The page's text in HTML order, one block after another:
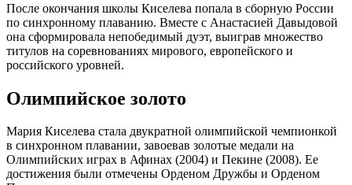
После окончания школы Киселева попала в сборную России
по синхронному плаванию. Вместе с Анастасией Давыдовой
она сформировала непобедимый дуэт, выиграв множество
титулов на соревнованиях мирового, европейского и
российского уровней.
Олимпийское золото
Мария Киселева стала двукратной олимпийской чемпионкой
в синхронном плавании, завоевав золотые медали на
Олимпийских играх в Афинах (2004) и Пекине (2008). Ее
достижения были отмечены Орденом Дружбы и Орденом